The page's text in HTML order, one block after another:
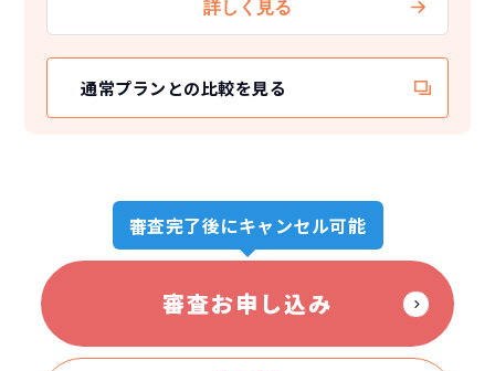
通常プランとの比較を見る
審査完了後にキャンセル可能
審査お申し込み